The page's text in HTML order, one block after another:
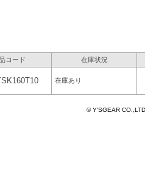
コード 在庫状況
在庫あり
© Y'SGEAR